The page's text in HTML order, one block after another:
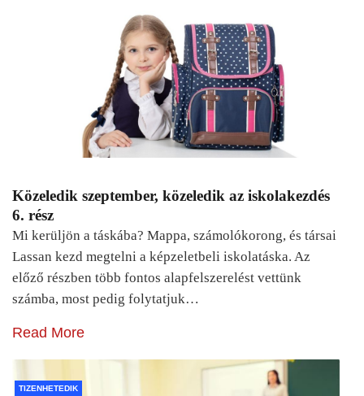
Közeledik szeptember, közeledik az iskolakezdés
6. rész
Mi kerüljön a táskába? Mappa, számolókorong, és társai
Lassan kezd megtelni a képzeletbeli iskolatáska. Az
előző részben több fontos alapfelszerelést vettünk
számba, most pedig folytatjuk…
Read More
TIZENHETEDIK